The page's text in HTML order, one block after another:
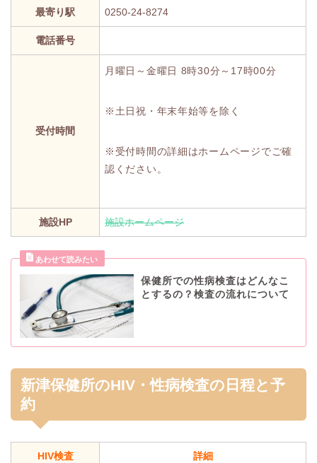
最寄り駅 0250-24-8274
電話番号
受付時間
月曜日～金曜日 8時30分～17時00分
※土日祝・年末年始等を除く
※受付時間の詳細はホームページでご確
認ください。
施設HP 施設ホームページ
保健所での性病検査はどんなこ
とするの？検査の流れについて
新津保健所のHIV・性病検査の日程と予
約
HIV検査 詳細